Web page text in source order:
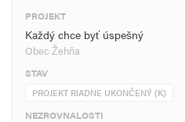
PROJEKT
Každý chce byť úspešný
Obec Žehňa
STAV
PROJEKT RIADNE UKONČENÝ (K)
NEZROVNALOSTI